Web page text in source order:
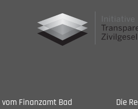
Finanzamt Bad Die